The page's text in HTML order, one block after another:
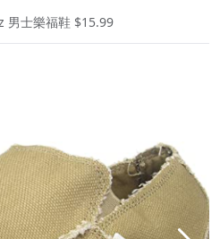
男士樂福鞋 $15.99